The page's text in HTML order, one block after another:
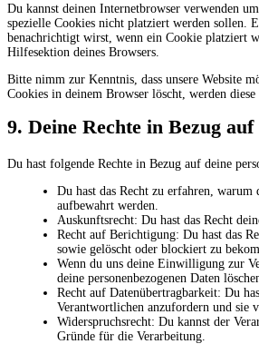
Du kannst deinen Internetbrowser verwenden
spezielle Cookies nicht platziert werden sollen.
benachrichtigt wirst, wenn ein Cookie platziert
Hilfesektion deines Browsers.
Bitte nimm zur Kenntnis, dass unsere Website
Cookies in deinem Browser löscht, werden
9. Deine Rechte in Bezug
Du hast folgende Rechte in Bezug auf deine
Du hast das Recht zu erfahren, warum
aufbewahrt werden.
Auskunftsrecht: Du hast das Recht
Recht auf Berichtigung: Du hast das
sowie gelöscht oder blockiert zu
Wenn du uns deine Einwilligung zur
deine personenbezogenen Daten
Recht auf Datenübertragbarkeit: Du
Verantwortlichen anzufordern und sie
Widerspruchsrecht: Du kannst der
Gründe für die Verarbeitung.